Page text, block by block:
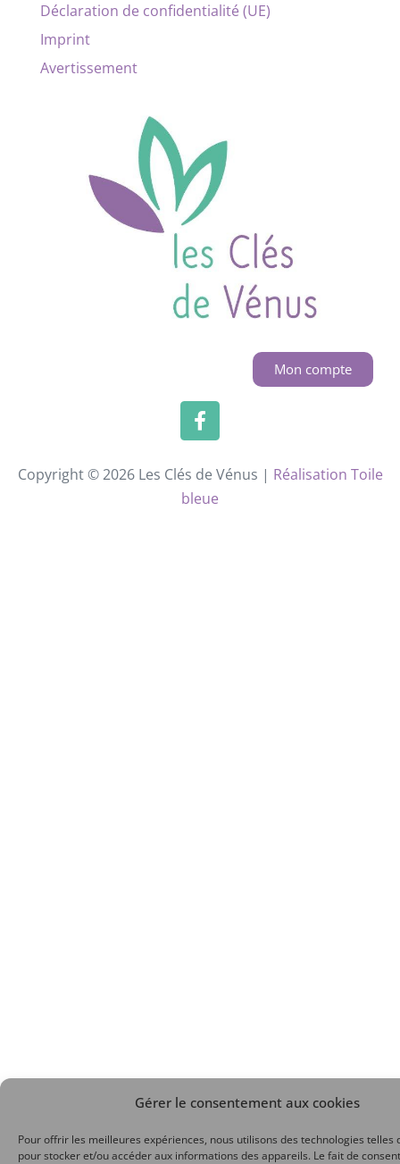
Gérer le consentement aux cookies
Pour offrir les meilleures expériences, nous utilisons des technologies telles
pour stocker et/ou accéder aux informations des appareils. Le fait de
Déclaration de confidentialité (UE)
Imprint
Avertissement
Mon compte
Copyright © 2026 Les Clés de Vénus | Réalisation Toile
bleue